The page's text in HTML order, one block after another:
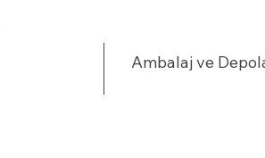
Ambalaj ve